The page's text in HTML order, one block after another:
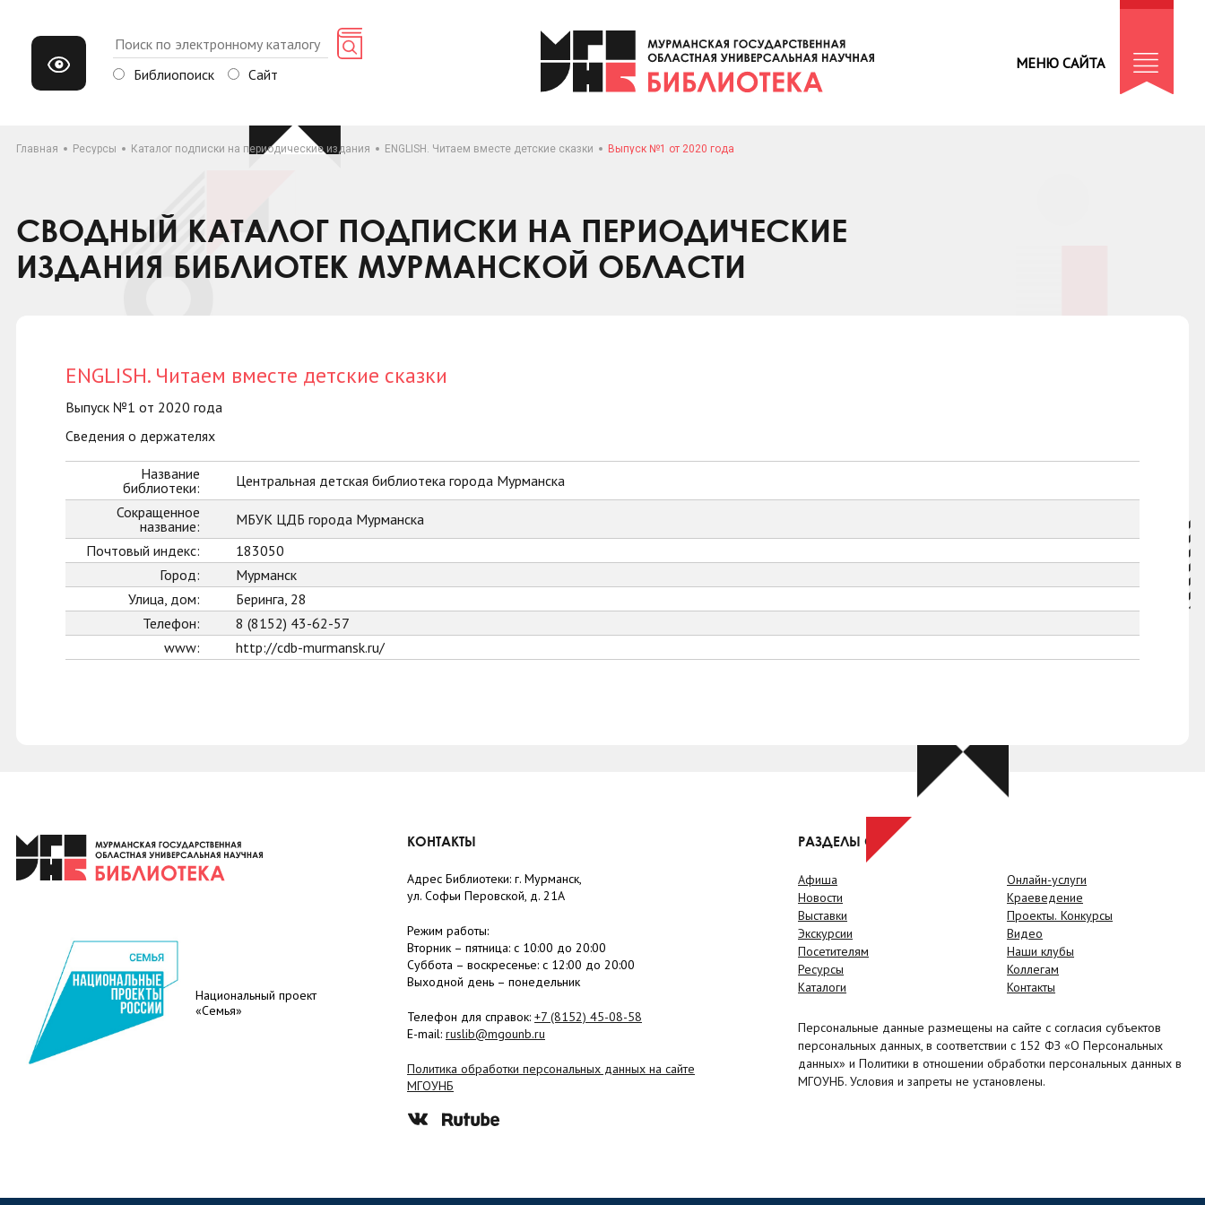
Библиопоиск Сайт
МЕНЮ САЙТА
Главная Ресурсы Каталог подписки на периодические издания ENGLISH. Читаем вместе детские сказки Выпуск №1 от 2020 года
СВОДНЫЙ КАТАЛОГ ПОДПИСКИ НА ПЕРИОДИЧЕСКИЕ
ИЗДАНИЯ БИБЛИОТЕК МУРМАНСКОЙ ОБЛАСТИ
ENGLISH. Читаем вместе детские сказки
Выпуск №1 от 2020 года
Сведения о держателях
Название
библиотеки:
Центральная детская библиотека города Мурманска
Сокращенное
название:
МБУК ЦДБ города Мурманска
Почтовый индекс:
183050
Город:
Мурманск
Улица, дом:
Беринга, 28
Телефон:
8 (8152) 43-62-57
www:
http://cdb-murmansk.ru/
Национальный проект
«Семья»
КОНТАКТЫ
Адрес Библиотеки: г. Мурманск,
ул. Софьи Перовской, д. 21А
Режим работы:
Вторник – пятница: с 10:00 до 20:00
Суббота – воскресенье: c 12:00 до 20:00
Выходной день – понедельник
Телефон для справок: +7 (8152) 45-08-58
E-mail: ruslib@mgounb.ru
Политика обработки персональных данных на сайте
МГОУНБ
РАЗДЕЛЫ САЙТА
Афиша
Новости
Выставки
Экскурсии
Посетителям
Ресурсы
Каталоги
Онлайн-услуги
Краеведение
Проекты. Конкурсы
Видео
Наши клубы
Коллегам
Контакты
Персональные данные размещены на сайте с согласия субъектов
персональных данных, в соответствии с 152 ФЗ «О Персональных
данных» и Политики в отношении обработки персональных данных в
МГОУНБ. Условия и запреты не установлены.